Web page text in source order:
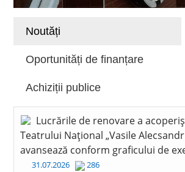
Noutăți
Oportunități de finanțare
Achiziții publice
Lucrările de renovare a
Teatrului Național „Vasile
avansează conform graficului de
31.07.2026 286